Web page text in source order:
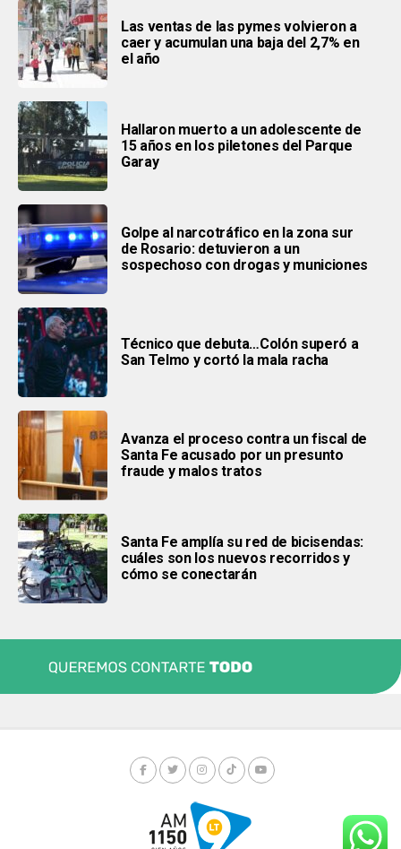
Las ventas de las pymes volvieron a
caer y acumulan una baja del 2,7% en
el año
Hallaron muerto a un adolescente de
15 años en los piletones del Parque
Garay
Golpe al narcotráfico en la zona sur
de Rosario: detuvieron a un
sospechoso con drogas y municiones
Técnico que debuta…Colón superó a
San Telmo y cortó la mala racha
Avanza el proceso contra un fiscal de
Santa Fe acusado por un presunto
fraude y malos tratos
Santa Fe amplía su red de bicisendas:
cuáles son los nuevos recorridos y
cómo se conectarán